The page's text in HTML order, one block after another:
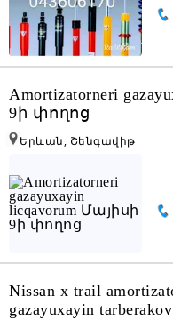
Amortizatorneri
9ի փողոց
Երևան, Շենգավիթ
Nissan x trail
gazayuxayin